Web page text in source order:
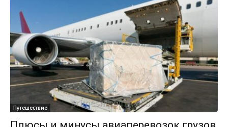
Путешествие